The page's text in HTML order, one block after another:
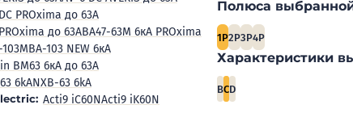
PROxima до 63А
до 63АВА47-63М 6кА PROxima
ВА-103 NEW 6кА
BM63 6кА до 63А
6kANXB-63 6kA
Acti9 iC60NActi9 iK60N
Полюса
1P2P3P4P
Характеристики
BCD